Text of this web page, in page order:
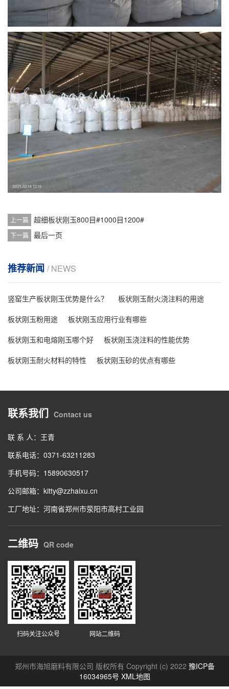
上一篇 超细板状刚玉800目#1000目1200#
下一篇 最后一页
推荐新闻 / NEWS
竖窑生产板状刚玉优势是什么？
板状刚玉耐火浇注料的用途
板状刚玉粉用途
板状刚玉应用行业有哪些
板状刚玉和电熔刚玉哪个好
板状刚玉浇注料的性能优势
板状刚玉耐火材料的特性
板状刚玉砂的优点有哪些
联系我们 Contact us
联 系 人：王青
联系电话：0371-63211283
手机号码：15890630517
公司邮箱：kitty@zzhaixu.cn
工厂地址：河南省郑州市荥阳市高村工业园
二维码 QR code
扫码关注公众号 网站二维码
郑州市海旭磨料有限公司 版权所有 Copyright (c) 2022 豫ICP备
16034965号 XML地图